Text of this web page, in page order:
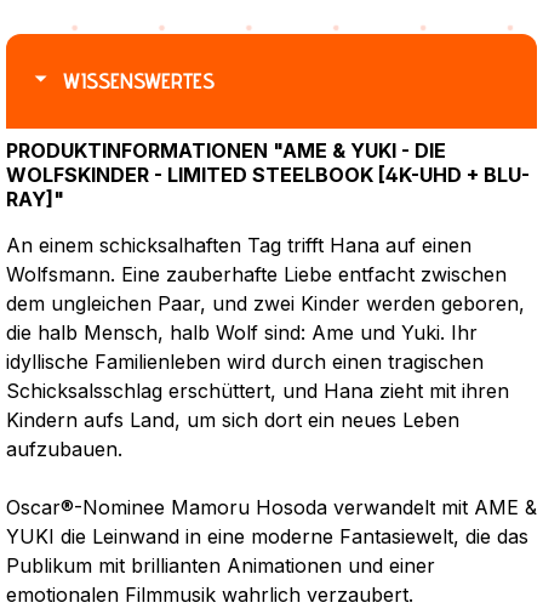
WISSENSWERTES
PRODUKTINFORMATIONEN "AME & YUKI - DIE
WOLFSKINDER - LIMITED STEELBOOK [4K-UHD + BLU-
RAY]"
An einem schicksalhaften Tag trifft Hana auf einen
Wolfsmann. Eine zauberhafte Liebe entfacht zwischen
dem ungleichen Paar, und zwei Kinder werden geboren,
die halb Mensch, halb Wolf sind: Ame und Yuki. Ihr
idyllische Familienleben wird durch einen tragischen
Schicksalsschlag erschüttert, und Hana zieht mit ihren
Kindern aufs Land, um sich dort ein neues Leben
aufzubauen.
Oscar®-Nominee Mamoru Hosoda verwandelt mit AME &
YUKI die Leinwand in eine moderne Fantasiewelt, die das
Publikum mit brillianten Animationen und einer
emotionalen Filmmusik wahrlich verzaubert.